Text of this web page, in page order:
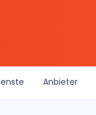
Anbieter